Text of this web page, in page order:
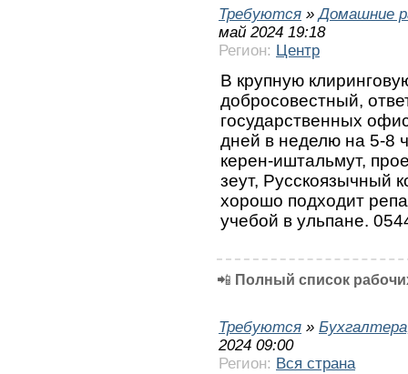
Требуются »Домашние
май 2024 19:18
Регион: Центр
В крупную
добросовестный,
государственных
дней в неделю на 5-8
керен-иштальмут,
зеут, Русскоязычный
хорошо подходит
учебой в ульпане.
📲 Полный список
Требуются »
2024 09:00
Регион: Вся страна